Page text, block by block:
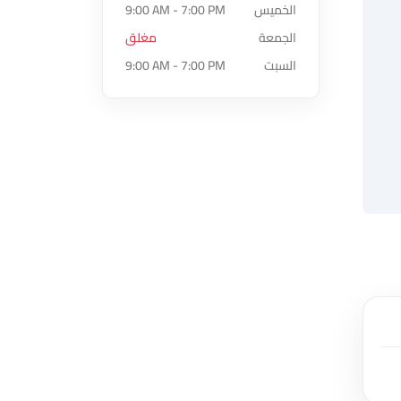
الخميس
9:00 AM - 7:00 PM
الجمعة
مغلق
السبت
9:00 AM - 7:00 PM